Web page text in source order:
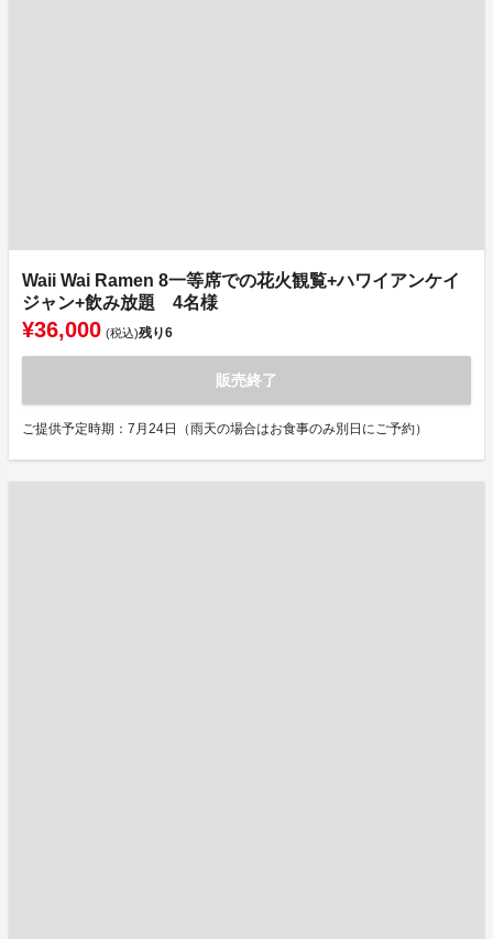
Waii Wai Ramen 8一等席での花火観覧+ハワイアンケイ
ジャン+飲み放題 4名様
¥36,000 (税込)残り6
販売終了
ご提供予定時期：7月24日（雨天の場合はお食事のみ別日にご予約）